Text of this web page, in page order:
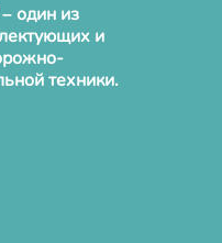
один из
и
техники.